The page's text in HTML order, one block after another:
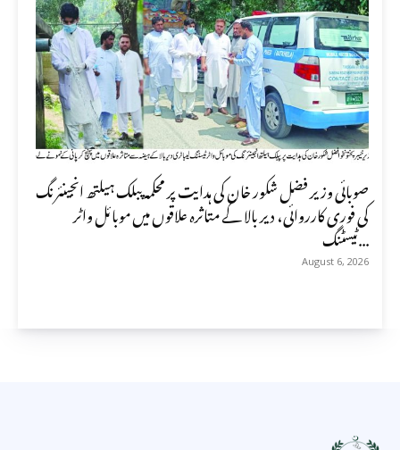
صوبائی وزیر فضل شکور خان کی ہدایت پر محکمہ پبلک ہیلتھ انجینئرنگ
کی فوری کارروائی، دیر بالا کے متاثرہ علاقوں میں موبائل واٹر
ٹیسٹنگ...
August 6, 2026